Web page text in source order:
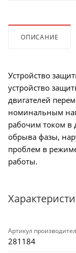
ОПИСАНИЕ
Устройство
устройство
двигателей
номинальным
рабочим током в
обрыва фазы,
проблем в
работы.
Артикул
281184